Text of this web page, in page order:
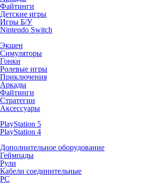
Файтинги
Детские игры
Игры Б/У
Nintendo Switch
Экшен
Симуляторы
Гонки
Ролевые игры
Приключения
Аркады
Файтинги
Стратегии
Аксессуары
PlayStation 5
PlayStation 4
Дополнительное оборудование
Геймпады
Рули
Кабели соединительные
PC